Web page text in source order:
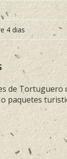
4 dias
de Tortuguero
paquetes